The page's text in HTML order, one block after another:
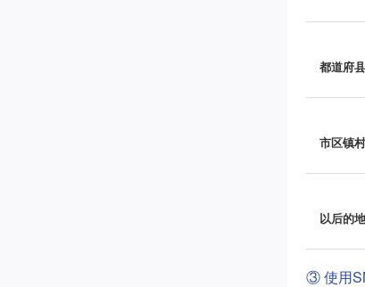
都道府县
市区镇村
以后的
③ 使用